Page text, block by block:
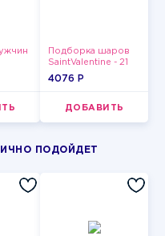
Подборка шаров
SaintValentine - 21
4076 P
ДОБАВИТЬ
ПОДОЙДЕТ